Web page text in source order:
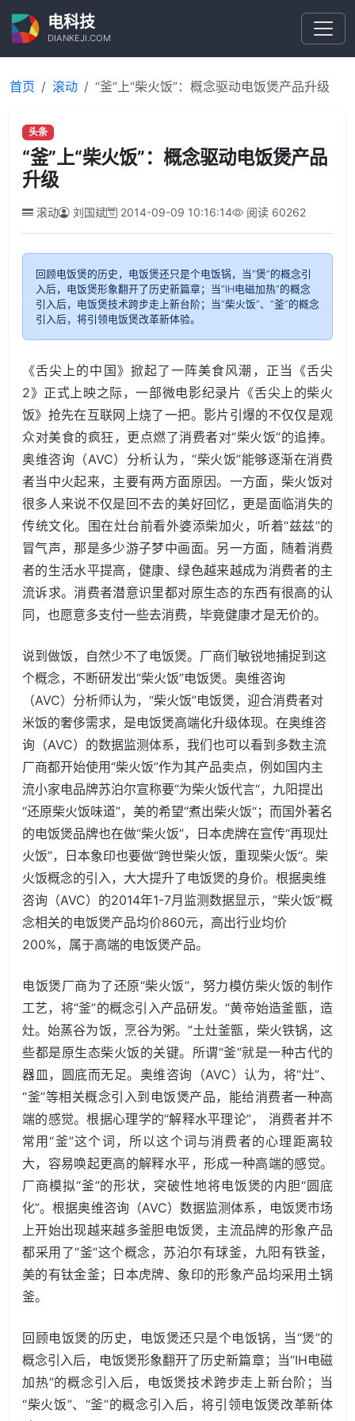
电科技
DIANKEJI.COM
首页 滚动 “釜”上“柴火饭”：概念驱动电饭煲产品升级
头条
“釜”上“柴火饭”：概念驱动电饭煲产品
升级
滚动 刘国斌 2014-09-09 10:16:14 阅读 60262
回顾电饭煲的历史，电饭煲还只是个电饭锅，当“煲”的概念引
入后，电饭煲形象翻开了历史新篇章；当“IH电磁加热”的概念
引入后，电饭煲技术跨步走上新台阶；当“柴火饭”、“釜”的概念
引入后，将引领电饭煲改革新体验。
《舌尖上的中国》掀起了一阵美食风潮，正当《舌尖
2》正式上映之际，一部微电影纪录片《舌尖上的柴火
饭》抢先在互联网上烧了一把。影片引爆的不仅仅是观
众对美食的疯狂，更点燃了消费者对“柴火饭”的追捧。
奥维咨询（AVC）分析认为，“柴火饭”能够逐渐在消费
者当中火起来，主要有两方面原因。一方面，柴火饭对
很多人来说不仅是回不去的美好回忆，更是面临消失的
传统文化。围在灶台前看外婆添柴加火，听着“兹兹”的
冒气声，那是多少游子梦中画面。另一方面，随着消费
者的生活水平提高，健康、绿色越来越成为消费者的主
流诉求。消费者潜意识里都对原生态的东西有很高的认
同，也愿意多支付一些去消费，毕竟健康才是无价的。
说到做饭，自然少不了电饭煲。厂商们敏锐地捕捉到这
个概念，不断研发出“柴火饭”电饭煲。奥维咨询
（AVC）分析师认为，“柴火饭”电饭煲，迎合消费者对
米饭的奢侈需求，是电饭煲高端化升级体现。在奥维咨
询（AVC）的数据监测体系，我们也可以看到多数主流
厂商都开始使用“柴火饭”作为其产品卖点，例如国内主
流小家电品牌苏泊尔宣称要“为柴火饭代言“，九阳提出
“还原柴火饭味道”，美的希望“煮出柴火饭“；而国外著名
的电饭煲品牌也在做“柴火饭”，日本虎牌在宣传“再现灶
火饭”，日本象印也要做“跨世柴火饭，重现柴火饭“。柴
火饭概念的引入，大大提升了电饭煲的身价。根据奥维
咨询（AVC）的2014年1-7月监测数据显示，“柴火饭”概
念相关的电饭煲产品均价860元，高出行业均价
200%，属于高端的电饭煲产品。
电饭煲厂商为了还原“柴火饭”，努力模仿柴火饭的制作
工艺，将“釜”的概念引入产品研发。“黄帝始造釜甑，造
灶。始蒸谷为饭，烹谷为粥。”土灶釜甑，柴火铁锅，这
些都是原生态柴火饭的关键。所谓“釜”就是一种古代的
器皿，圆底而无足。奥维咨询（AVC）认为，将“灶”、
“釜”等相关概念引入到电饭煲产品，能给消费者一种高
端的感觉。根据心理学的“解释水平理论”， 消费者并不
常用“釜”这个词，所以这个词与消费者的心理距离较
大，容易唤起更高的解释水平，形成一种高端的感觉。
厂商模拟“釜”的形状，突破性地将电饭煲的内胆“圆底
化”。根据奥维咨询（AVC）数据监测体系，电饭煲市场
上开始出现越来越多釜胆电饭煲，主流品牌的形象产品
都采用了“釜“这个概念，苏泊尔有球釜，九阳有铁釜，
美的有钛金釜；日本虎牌、象印的形象产品均采用土锅
釜。
回顾电饭煲的历史，电饭煲还只是个电饭锅，当“煲”的
概念引入后，电饭煲形象翻开了历史新篇章；当“IH电磁
加热”的概念引入后，电饭煲技术跨步走上新台阶；当
“柴火饭”、“釜”的概念引入后，将引领电饭煲改革新体